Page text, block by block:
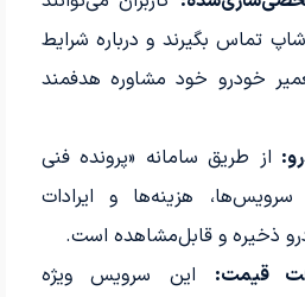
تماس بگیرند و درباره شرایط
خودرو خود مشاوره هدفمند
از طریق سامانه «پرونده فنی
سرویس‌ها، هزینه‌ها و ایرادات
ذخیره و قابل‌مشاهده است.
قیمت: این سرویس ویژه